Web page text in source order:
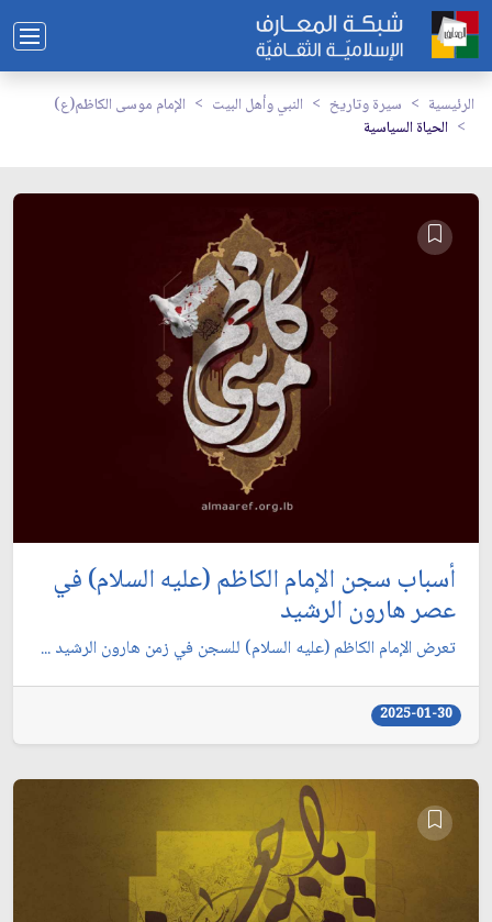
الرئيسية سيرة وتاريخ النبي وأهل البيت
الإمام موسى الكاظم(ع)
الحياة السياسية
أسباب سجن الإمام الكاظم (عليه السلام) في
عصر هارون الرشيد
تعرض الإمام الكاظم (عليه السلام) للسجن في زمن هارون الرشيد ...
2025-01-30